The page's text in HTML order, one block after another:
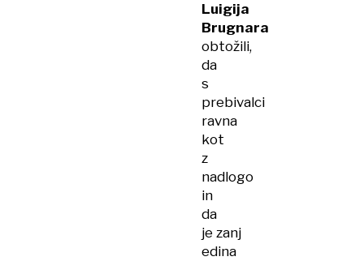
Luigija
Brugnara
obtožili,
da
s
prebivalci
ravna
kot
z
nadlogo
in
da
je zanj
edina